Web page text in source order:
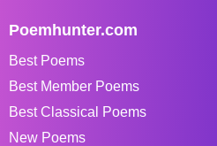
Poemhunter.com
Best Poems
Best Member Poems
Best Classical Poems
New Poems